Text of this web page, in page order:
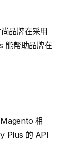
品牌在采用
能帮助品牌在
相
Plus 的 API